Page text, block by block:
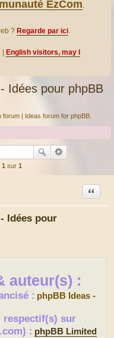
EzCom.
? Regarde par ici.
English visitors, may I
Idées pour phpBB
| Ideas forum for phpBB.
1 sur 1
Idées pour
Citation
auteur(s) :
: phpBB Ideas -
respectif(s) sur
: phpBB Limited